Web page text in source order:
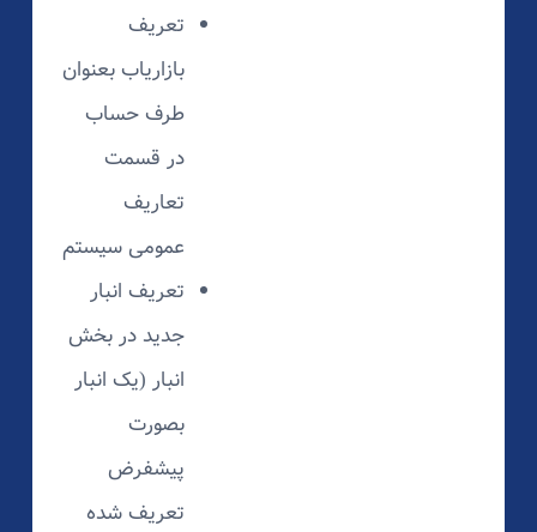
تعریف
بازاریاب بعنوان
طرف حساب
در قسمت
تعاریف
عمومی سیستم
تعریف انبار
جدید در بخش
انبار (یک انبار
بصورت
پیشفرض
تعریف شده